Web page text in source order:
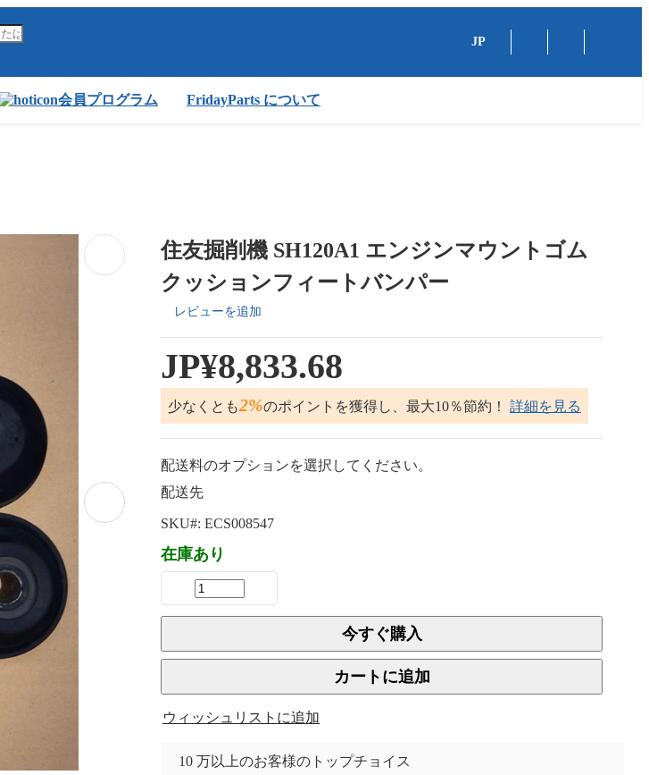
JP
会員プログラム FridayParts について
住友掘削機 SH120A1 エンジンマウントゴム
クッションフィートバンパー
レビューを追加
JP¥8,833.68
少なくとも2%のポイントを獲得し、最大10％節約！ 詳細を見る
配送料のオプションを選択してください。
配送先
SKU#: ECS008547
在庫あり
今すぐ購入
カートに追加
ウィッシュリストに追加
10 万以上のお客様のトップチョイス